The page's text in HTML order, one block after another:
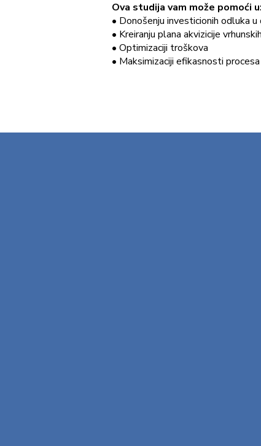
Ova studija vam može pomoći u:
• Donošenju investicionih odluka
• Kreiranju plana akvizicije
• Optimizaciji troškova
• Maksimizaciji efikasnosti